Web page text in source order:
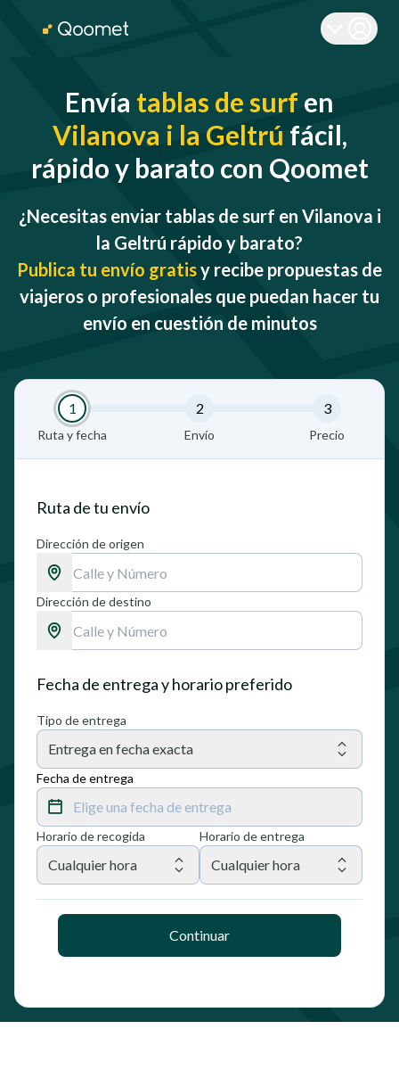
Envía tablas de surf en
Vilanova i la Geltrú fácil,
rápido y barato con Qoomet
¿Necesitas enviar tablas de surf en Vilanova i
la Geltrú rápido y barato?
Publica tu envío gratisy recibe propuestas de
viajeros o profesionales que puedan hacer tu
envío en cuestión de minutos
1
Ruta y fecha
2
Envío
3
Precio
Ruta de tu envío
Dirección de origen
Dirección de destino
Fecha de entrega y horario preferido
Tipo de entrega
Entrega en fecha exacta
Fecha de entrega
Elige una fecha de entrega
Horario de recogida
Cualquier hora
Horario de entrega
Cualquier hora
Continuar